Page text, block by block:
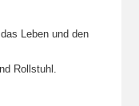
Leben und den
Rollstuhl.